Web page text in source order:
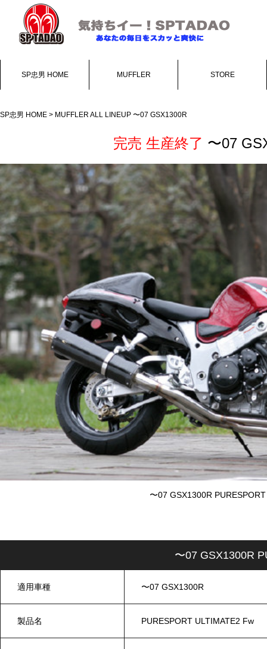
SP忠男 HOME MUFFLER STORE
SP忠男 HOME > MUFFLER ALL LINEUP 〜07 GSX1300R
完売 生産終了 〜07
〜07 GSX1300R
〜07 GSX1300R
適用車種 〜07 GSX1300R
製品名 PURESPORT ULTIMATE2 Fw